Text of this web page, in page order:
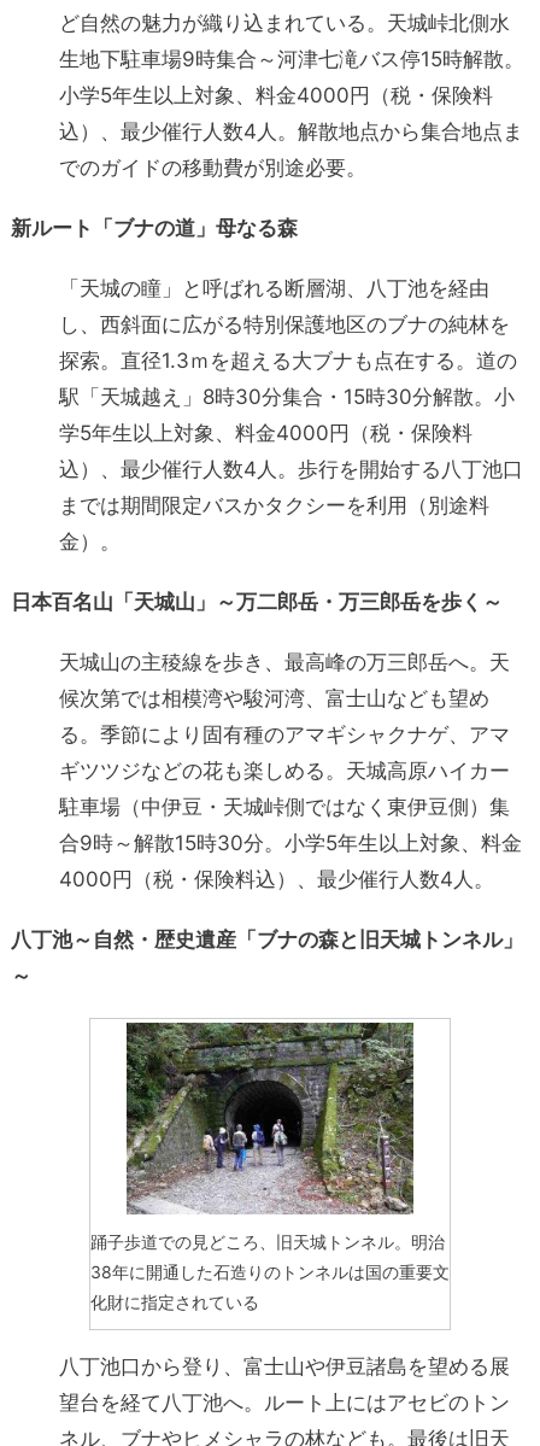
ど自然の魅力が織り込まれている。天城峠北側水
生地下駐車場9時集合～河津七滝バス停15時解散。
小学5年生以上対象、料金4000円（税・保険料
込）、最少催行人数4人。解散地点から集合地点ま
でのガイドの移動費が別途必要。
新ルート「ブナの道」母なる森
「天城の瞳」と呼ばれる断層湖、八丁池を経由
し、西斜面に広がる特別保護地区のブナの純林を
探索。直径1.3ｍを超える大ブナも点在する。道の
駅「天城越え」8時30分集合・15時30分解散。小
学5年生以上対象、料金4000円（税・保険料
込）、最少催行人数4人。歩行を開始する八丁池口
までは期間限定バスかタクシーを利用（別途料
金）。
日本百名山「天城山」～万二郎岳・万三郎岳を歩く～
天城山の主稜線を歩き、最高峰の万三郎岳へ。天
候次第では相模湾や駿河湾、富士山なども望め
る。季節により固有種のアマギシャクナゲ、アマ
ギツツジなどの花も楽しめる。天城高原ハイカー
駐車場（中伊豆・天城峠側ではなく東伊豆側）集
合9時～解散15時30分。小学5年生以上対象、料金
4000円（税・保険料込）、最少催行人数4人。
八丁池～自然・歴史遺産「ブナの森と旧天城トンネル」
～
踊子歩道での見どころ、旧天城トンネル。明治
38年に開通した石造りのトンネルは国の重要文
化財に指定されている
八丁池口から登り、富士山や伊豆諸島を望める展
望台を経て八丁池へ。ルート上にはアセビのトン
ネル、ブナやヒメシャラの林なども。最後は旧天